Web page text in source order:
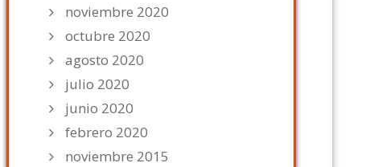
noviembre 2020
octubre 2020
agosto 2020
julio 2020
junio 2020
febrero 2020
noviembre 2015